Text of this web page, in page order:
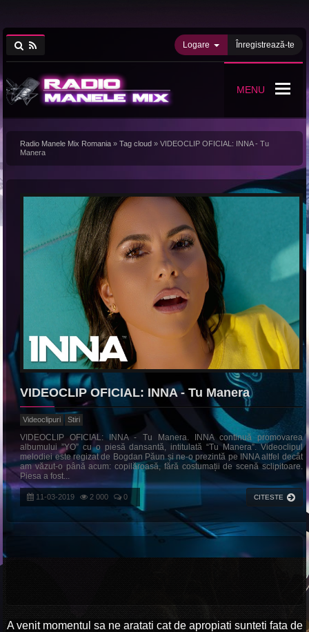
Logare Înregistrează-te
MENU
Radio Manele Mix Romania »Tag cloud » VIDEOCLIP OFICIAL: INNA - Tu
Manera
VIDEOCLIP OFICIAL: INNA - Tu Manera
Videoclipuri Stiri
VIDEOCLIP OFICIAL: INNA - Tu Manera. INNA continuă promovarea
albumului ”YO” cu o piesă dansantă, intitulată “Tu Manera”. Videoclipul
melodiei este regizat de Bogdan Păun și ne-o prezintă pe INNA altfel decât
am văzut-o până acum: copilăroasă, fără costumații de scenă sclipitoare.
Piesa a fost...
11-03-2019 2 000 0 CITESTE
A venit momentul sa ne aratati cat de apropiati sunteti fata de